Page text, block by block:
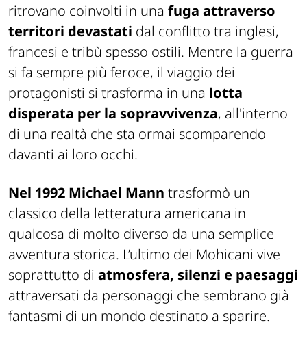
ritrovano coinvolti in una fuga attraverso
territori devastati dal conflitto tra inglesi,
francesi e tribù spesso ostili. Mentre la guerra
si fa sempre più feroce, il viaggio dei
protagonisti si trasforma in una lotta
disperata per la sopravvivenza, all'interno
di una realtà che sta ormai scomparendo
davanti ai loro occhi.
Nel 1992 Michael Mann trasformò un
classico della letteratura americana in
qualcosa di molto diverso da una semplice
avventura storica. L’ultimo dei Mohicani vive
soprattutto di atmosfera, silenzi e paesaggi
attraversati da personaggi che sembrano già
fantasmi di un mondo destinato a sparire.